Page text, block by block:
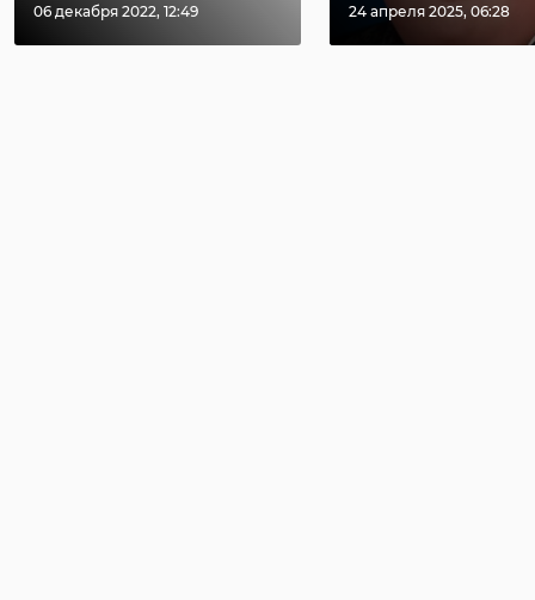
06 декабря 2022, 12:49 24 апреля 2025, 06:28